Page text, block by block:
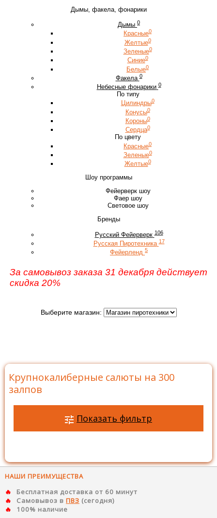
Дымы, факела, фонарики
Дымы 0
Красные0
Желтые0
Зеленые0
Синие0
Белые0
Факела 0
Небесные фонарики 0
По типу
Цилиндры0
Конусы0
Короны0
Сердца0
По цвету
Красные0
Зеленые0
Желтые0
Шоу программы
Фейерверк шоу
Фаер шоу
Световое шоу
Бренды
Русский Фейерверк 106
Русская Пиротехника 17
Фейерленд 5
За самовывоз заказа 31 декабря действует
скидка 20%
Выберите магазин:
Крупнокалиберные салюты на 300
залпов
Показать фильтр
НАШИ ПРЕИМУЩЕСТВА
Бесплатная доставка от 60 минут
Самовывоз в ПВЗ (сегодня)
100% наличие